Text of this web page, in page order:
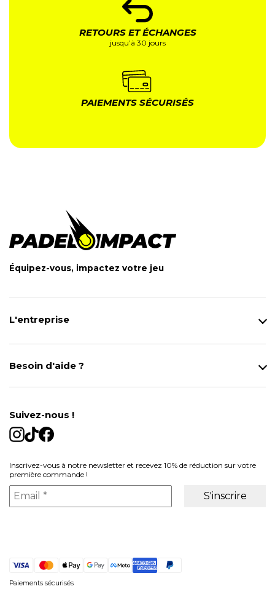
RETOURS ET ÉCHANGES
jusqu’à 30 jours
PAIEMENTS SÉCURISÉS
Équipez-vous, impactez votre jeu
L'entreprise
Besoin d'aide ?
Contact
Gestion des cookies
Suivez-nous !
Inscrivez-vous à notre newsletter et recevez 10% de réduction sur votre
première commande !
Paiements sécurisés